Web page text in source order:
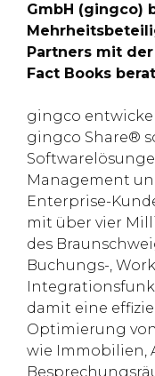
GmbH (gingco)
Partners mit
Fact Books
gingco
gingco Share®
Management
Enterprise-
mit über vier
des
Buchungs-,
damit eine
Optimierung
wie Immobilien,